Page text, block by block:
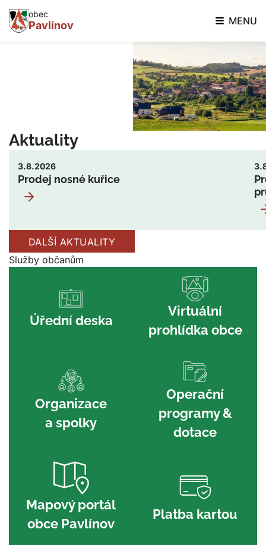
obec
Pavlínov MENU
Aktuality
3.8.2026
Prodej nosné kuřice
DALŠÍ AKTUALITY
Služby občanům
Úřední deska
Virtuální
prohlídka obce
Organizace
a spolky
Operační
programy &
dotace
Mapový portál
obce Pavlínov
Platba kartou